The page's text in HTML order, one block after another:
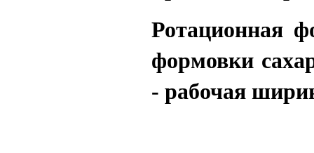
Ротационная
формовки
- рабочая